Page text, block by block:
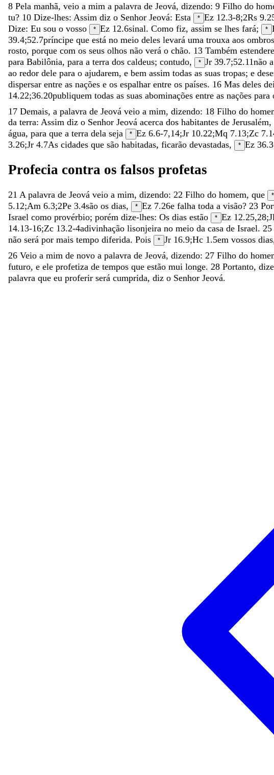
8 Pela manhã, veio a mim a palavra de Jeová, dizendo: 9 Filho do
tu? 10 Dize-lhes: Assim diz o Senhor Jeová: Esta * Ez 12.3-8;2Rs
Dize: Eu sou o vosso * Ez 12.6sinal. Como fiz, assim se lhes fará; *
39.4;52.7príncipe que está no meio deles levará uma trouxa aos ombros
rosto, porque com os seus olhos não verá o chão. 13 Também
para Babilônia, para a terra dos caldeus; contudo, * Jr 39.7;52.11não a
ao redor dele para o ajudarem, e bem assim todas as suas tropas; e
dispersar entre as nações e os espalhar entre os países. 16 Mas deles
14.22;36.20publiquem todas as suas abominações entre as nações para
17 Demais, a palavra de Jeová veio a mim, dizendo: 18 Filho do
da terra: Assim diz o Senhor Jeová acerca dos habitantes de Jerusalém,
água, para que a terra dela seja * Ez 6.6-7,14;Jr 10.22;Mq 7.13;Zc
3.26;Jr 4.7As cidades que são habitadas, ficarão devastadas, * Ez 36.3
Profecia contra os falsos profetas
21 A palavra de Jeová veio a mim, dizendo: 22 Filho do homem, que *
5.12;Am 6.3;2Pe 3.4são os dias, * Ez 7.26e falha toda a visão? 23
Israel como provérbio; porém dize-lhes: Os dias estão * Ez 12.25,28;
14.13-16;Zc 13.2-4adivinhação lisonjeira no meio da casa de Israel. 25
não será por mais tempo diferida. Pois * Jr 16.9;Hc 1.5em vossos dias,
26 Veio a mim de novo a palavra de Jeová, dizendo: 27 Filho do
futuro, e ele profetiza de tempos que estão mui longe. 28 Portanto,
palavra que eu proferir será cumprida, diz o Senhor Jeová.